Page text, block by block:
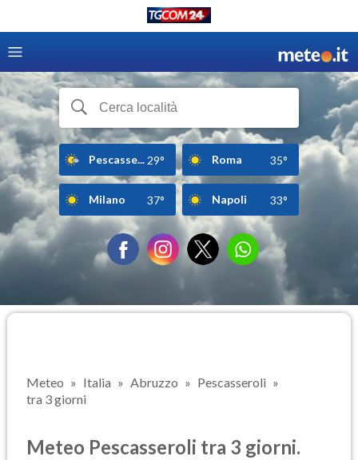
Pescasse... 29° Roma 35°
Milano 37° Napoli 33°
Meteo Italia Abruzzo
Pescasseroli
tra 3 giorni
Meteo Pescasseroli tra 3 giorni.